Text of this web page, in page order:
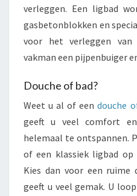
verleggen. Een ligbad
gasbetonblokken en
voor het verleggen
vakman een pijpenbuiger
Douche of bad?
Weet u al of eendouche
geeft u veel comfort
helemaal te ontspannen.
of een klassiek ligbad op
Kies dan voor een ruime
geeft u veel gemak. U